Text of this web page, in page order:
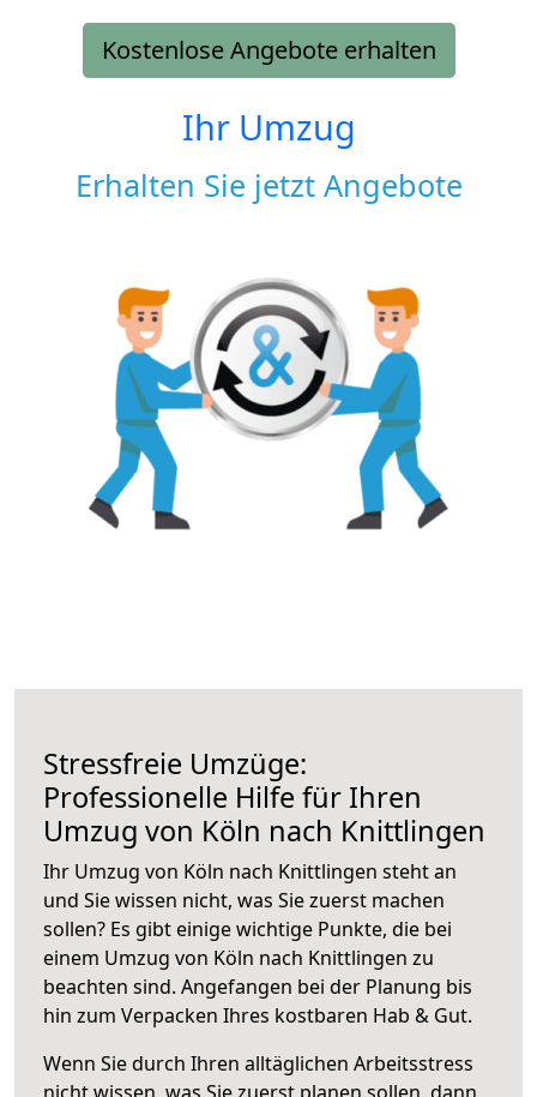
Kostenlose Angebote erhalten
Ihr Umzug
Erhalten Sie jetzt Angebote
Stressfreie Umzüge:
Professionelle Hilfe für Ihren
Umzug von Köln nach Knittlingen
Ihr Umzug von Köln nach Knittlingen steht an
und Sie wissen nicht, was Sie zuerst machen
sollen? Es gibt einige wichtige Punkte, die bei
einem Umzug von Köln nach Knittlingen zu
beachten sind. Angefangen bei der Planung bis
hin zum Verpacken Ihres kostbaren Hab & Gut.
Wenn Sie durch Ihren alltäglichen Arbeitsstress